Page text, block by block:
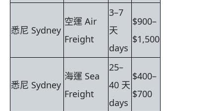
悉尼 Sydney
空運 Air
Freight
3–7
天
days
$900–
$1,500
悉尼 Sydney
海運 Sea
Freight
25–
40 天
days
$400–
$700